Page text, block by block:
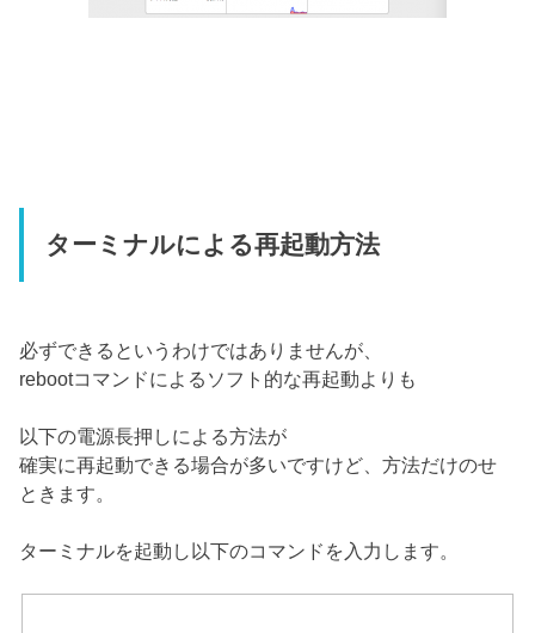
ターミナルによる再起動方法
必ずできるというわけではありませんが、
rebootコマンドによるソフト的な再起動よりも
以下の電源長押しによる方法が
確実に再起動できる場合が多いですけど、方法だけのせ
ときます。
ターミナルを起動し以下のコマンドを入力します。